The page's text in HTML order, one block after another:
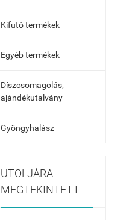
Kifutó termékek
Egyéb termékek
Díszcsomagolás,
ajándékutalvány
Gyöngyhalász
UTOLJÁRA
MEGTEKINTETT